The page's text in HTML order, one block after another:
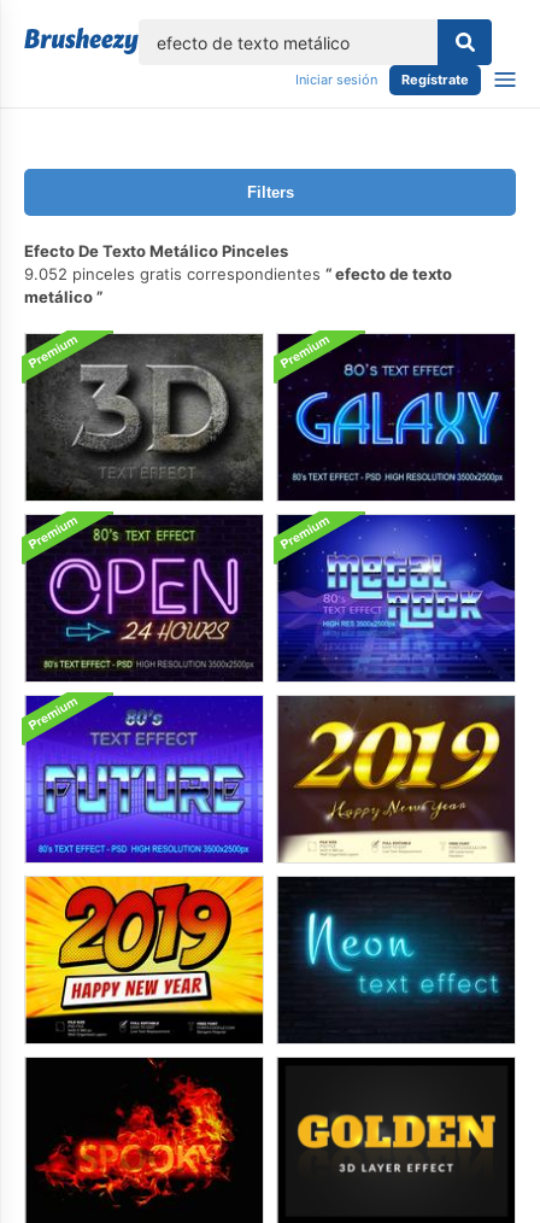
Iniciar sesión Regístrate
Filters
Efecto De Texto Metálico Pinceles
9.052 pinceles gratis correspondientes
efecto de texto
metálico